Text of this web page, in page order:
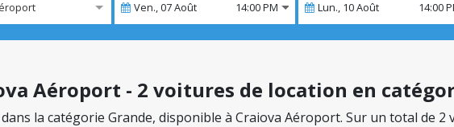
Ven.,07Août 14:00 PM Lun., 10Août 14:00
Aéroport - 2 voitures de location en
la catégorie Grande, disponible à Craiova Aéroport. Sur un total de 2